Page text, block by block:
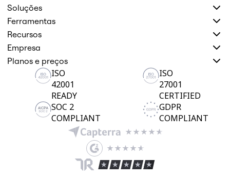
Soluções
Ferramentas
Recursos
Empresa
Planos e preços
ISO
42001
READY
ISO
27001
CERTIFIED
SOC 2
COMPLIANT
GDPR
COMPLIANT